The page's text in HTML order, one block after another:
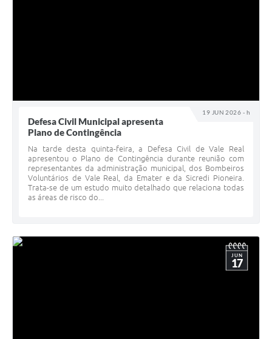
19 JUN 2026 - h
Defesa Civil Municipal apresenta
Plano de Contingência
Na tarde desta quinta-feira, a Defesa Civil de Vale Real
apresentou o Plano de Contingência durante reunião com
representantes da administração municipal, dos Bombeiros
Voluntários de Vale Real, da Emater e da Sicredi Pioneira.
Trata-se de um estudo muito detalhado que relaciona todas
as áreas de risco do...
JUN
17